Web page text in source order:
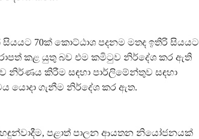
70ක් කොට්ඨාශ පදනම මතද ඉතිරි සියයට
කළ යුතු බව එම කමිටුව නිර්දේශ කර ඇති
නිර්ණය කිරීම සඳහා පාර්ලිමේන්තුව සඳහා
යොදා ගැනීම නිර්දේශ කර ඇත.
හඳුන්වාදීම, පළාත් පාලන ආයතන නියෝජනයක්